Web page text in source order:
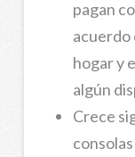
pagan
acuerdo
hogar y
algún
Crece